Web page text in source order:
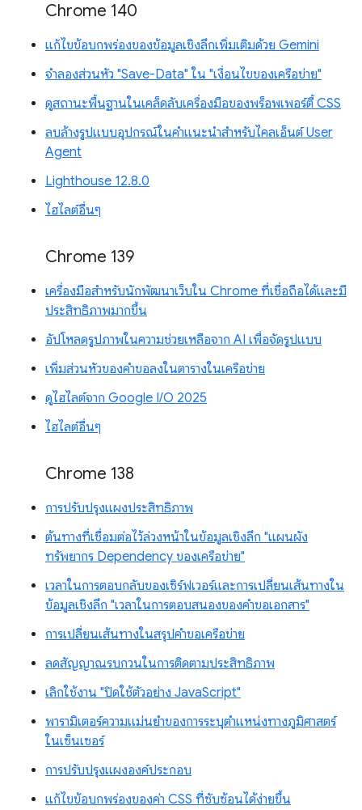
Chrome 140
แก้ไขข้อบกพร่องของข้อมูลเชิงลึกเพิ่มเติมด้วย Gemini
จำลองส่วนหัว "Save-Data" ใน "เงื่อนไขของเครือข่าย"
ดูสถานะพื้นฐานในเคล็ดลับเครื่องมือของพร็อพเพอร์ตี้ CSS
ลบล้างรูปแบบอุปกรณ์ในคำแนะนำสำหรับไคลเอ็นต์ User
Agent
Lighthouse 12.8.0
ไฮไลต์อื่นๆ
Chrome 139
เครื่องมือสำหรับนักพัฒนาเว็บใน Chrome ที่เชื่อถือได้และมี
ประสิทธิภาพมากขึ้น
อัปโหลดรูปภาพในความช่วยเหลือจาก AI เพื่อจัดรูปแบบ
เพิ่มส่วนหัวของคำขอลงในตารางในเครือข่าย
ดูไฮไลต์จาก Google I/O 2025
ไฮไลต์อื่นๆ
Chrome 138
การปรับปรุงแผงประสิทธิภาพ
ต้นทางที่เชื่อมต่อไว้ล่วงหน้าในข้อมูลเชิงลึก "แผนผัง
ทรัพยากร Dependency ของเครือข่าย"
เวลาในการตอบกลับของเซิร์ฟเวอร์และการเปลี่ยนเส้นทางใน
ข้อมูลเชิงลึก "เวลาในการตอบสนองของคำขอเอกสาร"
การเปลี่ยนเส้นทางในสรุปคำขอเครือข่าย
ลดสัญญาณรบกวนในการติดตามประสิทธิภาพ
เลิกใช้งาน "ปิดใช้ตัวอย่าง JavaScript"
พารามิเตอร์ความแม่นยำของการระบุตำแหน่งทางภูมิศาสตร์
ในเซ็นเซอร์
การปรับปรุงแผงองค์ประกอบ
แก้ไขข้อบกพร่องของค่า CSS ที่ซับซ้อนได้ง่ายขึ้น